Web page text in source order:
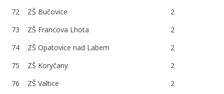
72
ZŠ Bučovice
2
73
ZŠ Francova Lhota
2
74
ZŠ Opatovice nad Labem
2
75
ZŠ Koryčany
2
76
ZŠ Valtice
2